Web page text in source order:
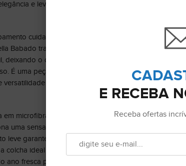
e leveza à decoração.
cuidadoso e cores suaves, a
Babado transforma o ambiente de
deixando o quarto mais acolhedor e
É uma peça que combina estilo,
versatilidade no dia a dia.
em microfibra de toque macio, ela
uma sensação suave ao deitar. O
leve garante conforto na medida certa,
colcha ideal para uso em qualquer
ano fresca para os dias quentes e
E RECEBA
Receba ofertas